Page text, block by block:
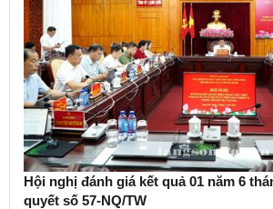
Hội nghị đánh giá kết quả 01 năm 6
quyết số 57-NQ/TW